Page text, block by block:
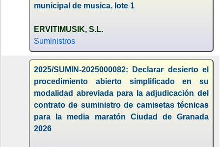
municipal de musica. lote 1
ERVITIMUSIK, S.L.
Suministros
2025/SUMIN-2025000082: Declarar desierto el
procedimiento abierto simplificado en su
modalidad abreviada para la adjudicación del
contrato de suministro de camisetas técnicas
para la media maratón Ciudad de Granada
2026